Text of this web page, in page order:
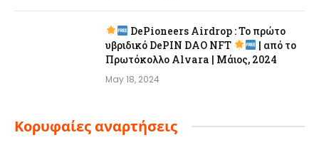
DePioneers Airdrop : Το πρώτο
υβριδικό DePIN DAO NFT
| από το
Πρωτόκολλο Alvara | Μάιος, 2024
May 18, 2024
Κορυφαίες αναρτήσεις